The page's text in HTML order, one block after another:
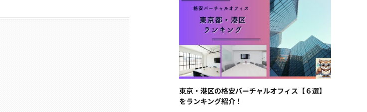
東京・港区の格安バーチャルオフィス【６選】
をランキング紹介！